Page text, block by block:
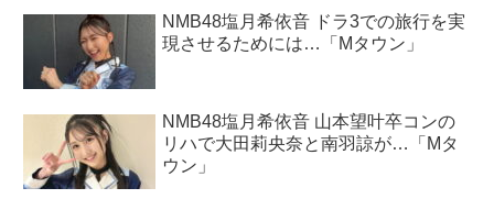
NMB48塩月希依音 ドラ3での旅行を実
現させるためには…「Mタウン」
NMB48塩月希依音 山本望叶卒コンの
リハで大田莉央奈と南羽諒が…「Mタ
ウン」